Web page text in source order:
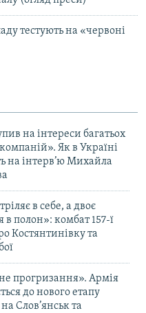
тестують на «червоні
на інтереси багатьох
Як в Україні
на інтерв’ю Михайла
в себе, а двоє
в полон»: комбат 157-ї
Костянтинівку та
прогризання». Армія
до нового етапу
Слов’янськ та